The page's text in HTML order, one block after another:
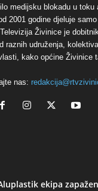
medijsku blokadu u toku
2001 godine djeluje
Živinice je
raznih udruženja,
kako općine Živinice
nas:
ekipa